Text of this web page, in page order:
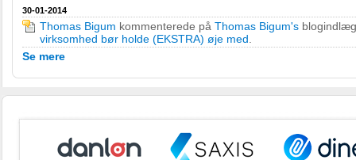
30-01-2014
Thomas Bigum kommenterede på Thomas Bigum's
virksomhed bør holde (EKSTRA) øje med
Se mere